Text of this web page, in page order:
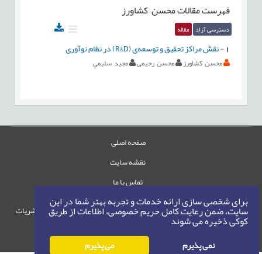
برای شخصی سازی ارائه خدمات و تجربه بهتر شما در این
سایت، ضمن رعایت کامل حریم خصوصی، اطلاعات از طریق
کوکی ذخیره می شوند
نمی پذیرم می پذیرم
فهرست مقالاتمحسن کشاورز
دسترسی آزاد مقاله
-نقش مراکز تحقیق و توسعه‌ی (R&D) در نظام نوآوری
محسن کشاورز محسن رحيمی مجيد سليمي
صفحه اصلی
نقشه سایت
تماس با ما
حقوق این وب‌سایت متعلق به سامانه مدیریت نشریات
حق نشر 1405-1396